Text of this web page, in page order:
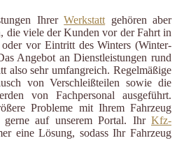
IhrerWerkstatt gehören aber
die viele der Kunden vor der Fahrt in
vor Eintritt des Winters (Winter-
Angebot an Dienstleistungen rund
also sehr umfangreich. Regelmäßige
von Verschleißteilen sowie die
von Fachpersonal ausgeführt.
Probleme mit Ihrem Fahrzeug
auf unserem Portal. Ihr Kfz-
eine Lösung, sodass Ihr Fahrzeug